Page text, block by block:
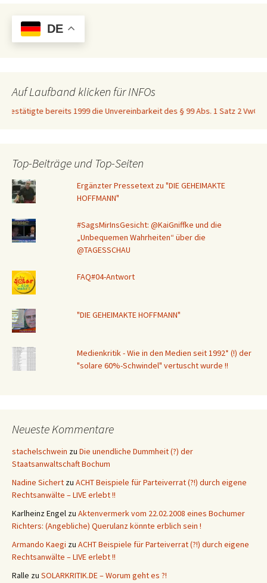
DE
Auf Laufband klicken für INFOs
bereits 1999 die Unvereinbarkeit des § 99 Abs. 1 Satz 2 VwGO mit
Top-Beiträge und Top-Seiten
Ergänzter Pressetext zu "DIE GEHEIMAKTE
HOFFMANN"
#SagsMirInsGesicht: @KaiGniffke und die
„Unbequemen Wahrheiten“ über die
@TAGESSCHAU
FAQ#04-Antwort
"DIE GEHEIMAKTE HOFFMANN"
Medienkritik - Wie in den Medien seit 1992* (!) der
"solare 60%-Schwindel" vertuscht wurde !!
Neueste Kommentare
stachelschwein zu Die unendliche Dummheit (?) der
Staatsanwaltschaft Bochum
Nadine Sichert zu ACHT Beispiele für Parteiverrat (?!) durch eigene
Rechtsanwälte – LIVE erlebt !!
Karlheinz Engel zu Aktenvermerk vom 22.02.2008 eines Bochumer
Richters: (Angebliche) Querulanz könnte erblich sein !
Armando Kaegi zu ACHT Beispiele für Parteiverrat (?!) durch eigene
Rechtsanwälte – LIVE erlebt !!
Ralle zu SOLARKRITIK.DE – Worum geht es ?!